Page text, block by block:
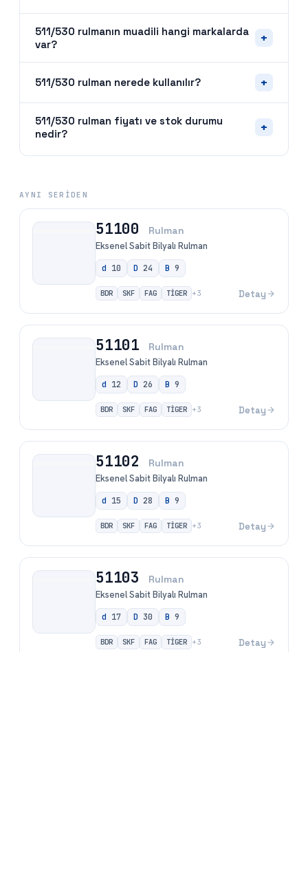
511/530 rulmanın muadili hangi markalarda
var?
+
511/530 rulman nerede kullanılır? +
511/530 rulman fiyatı ve stok durumu
nedir?
+
AYNI SERIDEN
51100 Rulman
Eksenel Sabit Bilyalı Rulman
d 10 D 24 B 9
BDR SKF FAG TİGER +3 Detay
51101 Rulman
Eksenel Sabit Bilyalı Rulman
d 12 D 26 B 9
BDR SKF FAG TİGER +3 Detay
51102 Rulman
Eksenel Sabit Bilyalı Rulman
d 15 D 28 B 9
BDR SKF FAG TİGER +3 Detay
51103 Rulman
Eksenel Sabit Bilyalı Rulman
d 17 D 30 B 9
BDR SKF FAG TİGER +3 Detay